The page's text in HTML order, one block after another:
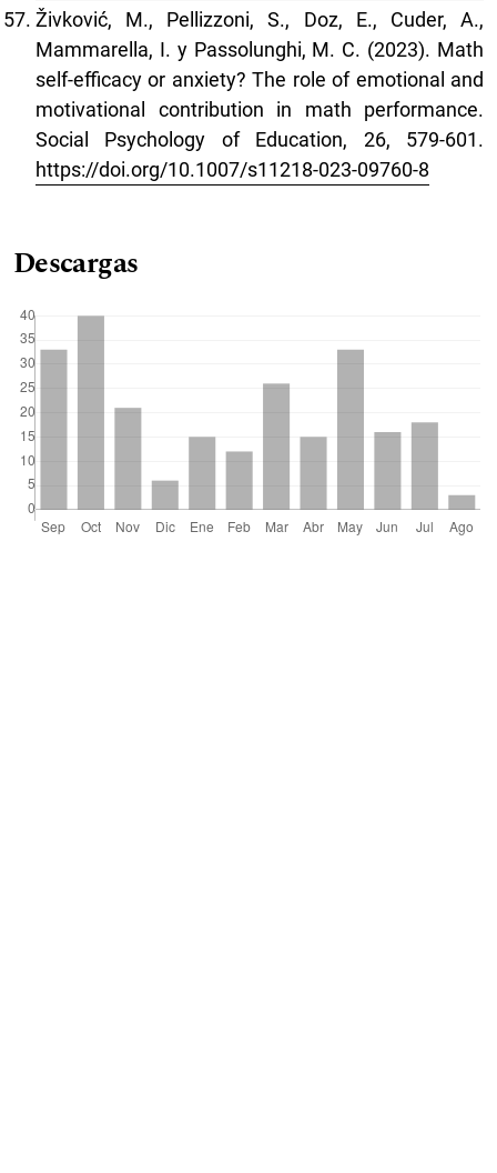
Živković, M., Pellizzoni, S., Doz, E., Cuder, A.,
Mammarella, I. y Passolunghi, M. C. (2023). Math
self-efficacy or anxiety? The role of emotional and
motivational contribution in math performance.
Social Psychology of Education, 26, 579-601.
https://doi.org/10.1007/s11218-023-09760-8
Descargas